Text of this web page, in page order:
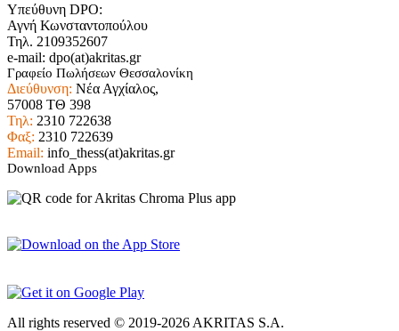
Υπεύθυνη DPO:
Αγνή Κωνσταντοπούλου
Τηλ. 2109352607
e-mail: dpo(at)akritas.gr
Γραφείο Πωλήσεων Θεσσαλονίκη
Διεύθυνση: Νέα Αγχίαλος,
57008 ΤΘ 398
Τηλ: 2310 722638
Φαξ: 2310 722639
Email: info_thess(at)akritas.gr
Download Apps
All rights reserved © 2019-2026 AKRITAS S.A.